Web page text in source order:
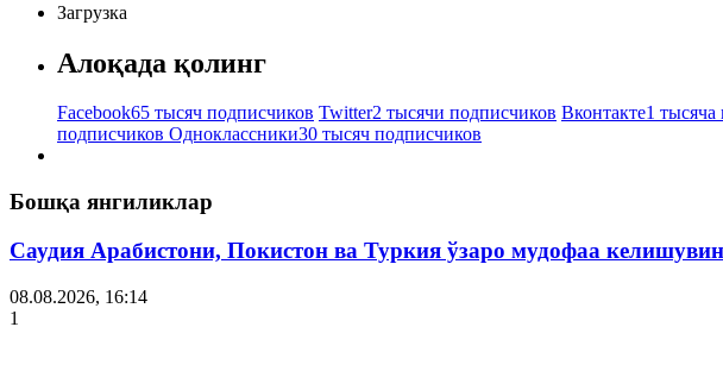
Загрузка
Алоқада қолинг
Facebook65 тысяч подписчиков Twitter2 тысячи подписчиков Вконтакте1 тысяча
подписчиков Одноклассники30 тысяч подписчиков
Бошқа янгиликлар
Саудия Арабистони, Покистон ва Туркия ўзаро мудофаа
08.08.2026, 16:14
1